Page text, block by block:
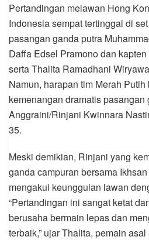
Pertandingan melawan Hong
Indonesia sempat tertinggal di
pasangan ganda putra
Daffa Edsel Pramono dan
serta Thalita Ramadhani
Namun, harapan tim Merah
kemenangan dramatis
Anggraini/Rinjani Kwinnara
35.
Meski demikian, Rinjani yang
ganda campuran bersama
mengakui keunggulan lawan
“Pertandingan ini sangat ketat
berusaha bermain lepas dan
terbaik,” ujar Thalita, pemain